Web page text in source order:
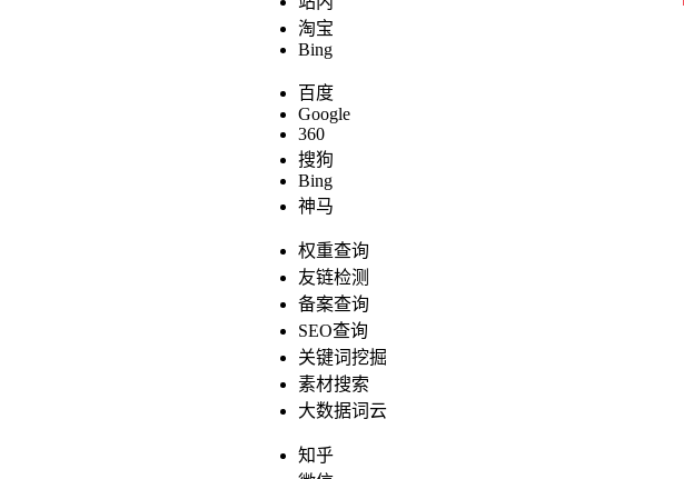
淘宝
Bing
百度
Google
360
搜狗
Bing
神马
权重查询
友链检测
备案查询
SEO查询
关键词挖掘
素材搜索
大数据词云
知乎